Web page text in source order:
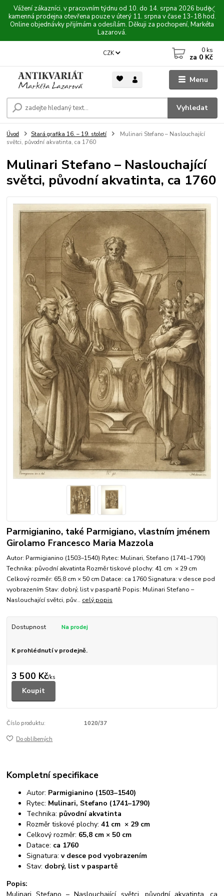
Vážení zákazníci, v pracovním týdnu od 10. do 14. srpna 2026 bude
kamenná prodejna otevřena pouze v úterý 11. srpna v čase 13-18 hod.
Online objednávky přijímám a odesílám. Děkuji za pochopení, Markéta
Lazarová.
Menu
CZK
Vyhledat
0 ks
za 0 Kč
Úvod Stará grafika 16. – 19. století
Mulinari Stefano – Naslouchající
světci, původní akvatinta, ca 1760
Mulinari Stefano – Naslouchající
světci, původní akvatinta, ca 1760
Parmigianino, také Parmigiano, vlastním jménem
Girolamo Francesco Maria Mazzola
Autor: Parmigianino (1503–1540) Rytec: Mulinari, Stefano (1741–1790)
Technika: původní akvatinta Rozměr tiskové plochy: 41 cm × 29 cm
Celkový rozměr: 65,8 cm × 50 cm Datace: ca 1760 Signatura: v desce pod
vyobrazením Stav: dobrý, list v paspartě Popis: Mulinari Stefano –
Naslouchající světci, pův... celý popis
Dostupnost
K prohlédnutí v prodejně.
3 500 Kč/ks
Koupit
Číslo produktu: 1020/37
Do oblíbených
Kompletní specifikace
Autor: Parmigianino (1503–1540)
Rytec: Mulinari, Stefano (1741–1790)
Technika: původní akvatinta
Rozměr tiskové plochy:41 cm × 29 cm
Celkový rozměr: 65,8 cm × 50 cm
Datace: ca 1760
Signatura:v desce pod vyobrazením
Stav: dobrý, list v paspartě
Popis: